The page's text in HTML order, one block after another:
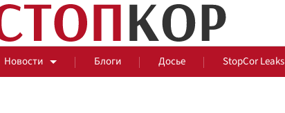
Новости Блоги Досье StopCor Leaks